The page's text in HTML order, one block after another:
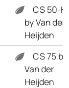
CS 50-H
by Van der
Heijden
CS 75 by
Van der
Heijden